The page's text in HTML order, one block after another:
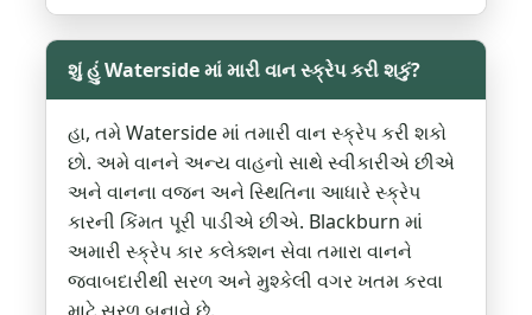
શું હું Waterside માં મારી વાન સ્ક્રેપ કરી શકું?
હા, તમે Waterside માં તમારી વાન સ્ક્રેપ કરી શકો
છો. અમે વાનને અન્ય વાહનો સાથે સ્વીકારીએ છીએ
અને વાનના વજન અને સ્થિતિના આધારે સ્ક્રેપ
કારની કિંમત પૂરી પાડીએ છીએ. Blackburn માં
અમારી સ્ક્રેપ કાર કલેક્શન સેવા તમારા વાનને
જવાબદારીથી સરળ અને મુશ્કેલી વગર ખતમ કરવા